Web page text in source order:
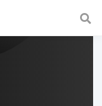
a fast and